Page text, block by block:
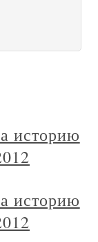
историю
историю